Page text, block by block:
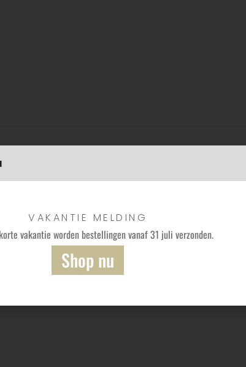
bijpassende muts.
VAKANTIE MELDING
vakantie worden bestellingen vanaf 31 juli verzonden.
Shop nu